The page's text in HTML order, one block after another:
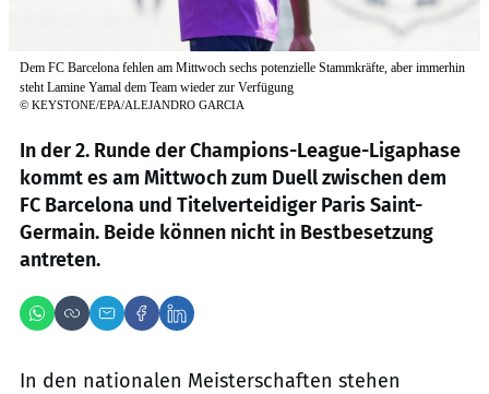
Dem FC Barcelona fehlen am Mittwoch sechs potenzielle Stammkräfte, aber immerhin
steht Lamine Yamal dem Team wieder zur Verfügung
© KEYSTONE/EPA/ALEJANDRO GARCIA
In der 2. Runde der Champions-League-Ligaphase
kommt es am Mittwoch zum Duell zwischen dem
FC Barcelona und Titelverteidiger Paris Saint-
Germain. Beide können nicht in Bestbesetzung
antreten.
In den nationalen Meisterschaften stehen